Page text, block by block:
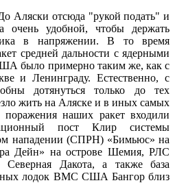
Аляски отсюда "рукой подать" и
очень удобной, чтобы держать
в напряжении. В то время
средней дальности с ядерными
было примерно таким же, как с
и Ленинграду. Естественно, с
дотянуться только до тех
жить на Аляске и в иных самых
наших ракет входили
пост Клир системы
нападении (СПРН) «Бимьюс» на
Дейн» на острове Шемия, РЛС
Дакота, а также база
лодок ВМС США Бангор близ